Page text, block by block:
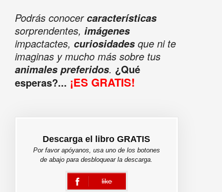
Podrás conocercaracterísticas
sorprendentes, imágenes
impactactes, curiosidadesque ni te
imaginas y mucho más sobre tus
animales preferidos. ¿Qué
esperas?... ¡ES GRATIS!
Descarga el libro GRATIS
Por favor apóyanos, usa uno de los botones
de abajo para desbloquear la descarga.
like
error